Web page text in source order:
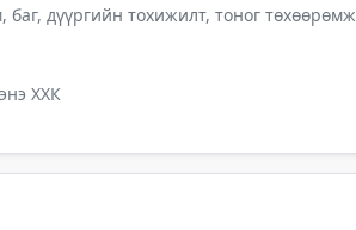
баг, дүүргийн тохижилт, тоног төхөөрөмж
ХХК